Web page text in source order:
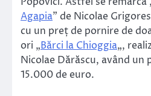
Agapia” de Nicolae
cu un preț de pornire de
ori „Bărci la Chioggia„,
Nicolae Dărăscu, având un
15.000 de euro.